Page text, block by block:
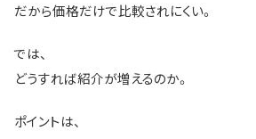
だから価格だけで比較されにくい。
では、
どうすれば紹介が増えるのか。
ポイントは、